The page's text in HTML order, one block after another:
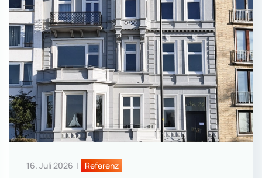
16. Juli 2026 | Referenz